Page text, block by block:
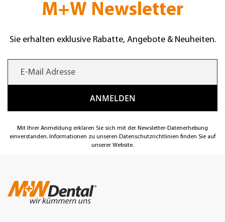
M+W Newsletter
Sie erhalten exklusive Rabatte, Angebote & Neuheiten.
Mit Ihrer Anmeldung erklären Sie sich mit der Newsletter-Datenerhebung
einverstanden. Informationen zu unseren Datenschutzrichtlinien finden Sie auf
unserer Website.